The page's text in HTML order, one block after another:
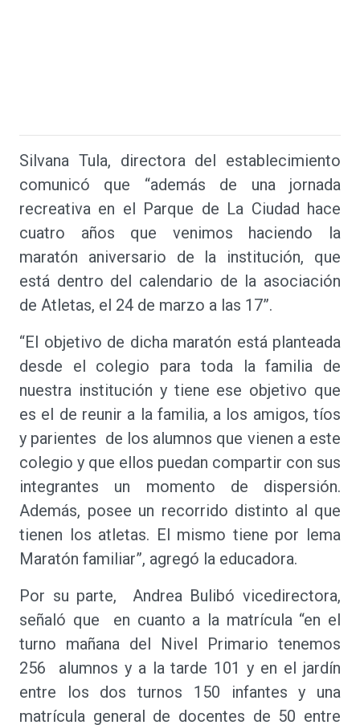
Silvana Tula, directora del establecimiento
comunicó que “además de una jornada
recreativa en el Parque de La Ciudad hace
cuatro años que venimos haciendo la
maratón aniversario de la institución, que
está dentro del calendario de la asociación
de Atletas, el 24 de marzo a las 17”.
“El objetivo de dicha maratón está planteada
desde el colegio para toda la familia de
nuestra institución y tiene ese objetivo que
es el de reunir a la familia, a los amigos, tíos
y parientes de los alumnos que vienen a este
colegio y que ellos puedan compartir con sus
integrantes un momento de dispersión.
Además, posee un recorrido distinto al que
tienen los atletas. El mismo tiene por lema
Maratón familiar”, agregó la educadora.
Por su parte, Andrea Bulibó vicedirectora,
señaló que en cuanto a la matrícula “en el
turno mañana del Nivel Primario tenemos
256 alumnos y a la tarde 101 y en el jardín
entre los dos turnos 150 infantes y una
matrícula general de docentes de 50 entre